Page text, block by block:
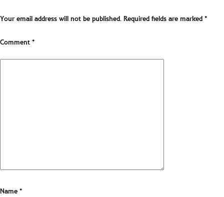
Your email address will not be published.Required fields are marked*
Comment*
Name*